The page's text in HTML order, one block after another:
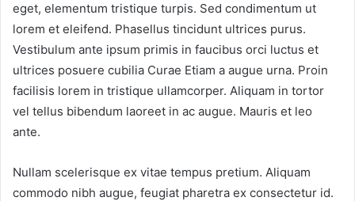
eget, elementum tristique turpis. Sed condimentum ut
lorem et eleifend. Phasellus tincidunt ultrices purus.
Vestibulum ante ipsum primis in faucibus orci luctus et
ultrices posuere cubilia Curae Etiam a augue urna. Proin
facilisis lorem in tristique ullamcorper. Aliquam in tortor
vel tellus bibendum laoreet in ac augue. Mauris et leo
ante.
Nullam scelerisque ex vitae tempus pretium. Aliquam
commodo nibh augue, feugiat pharetra ex consectetur id.